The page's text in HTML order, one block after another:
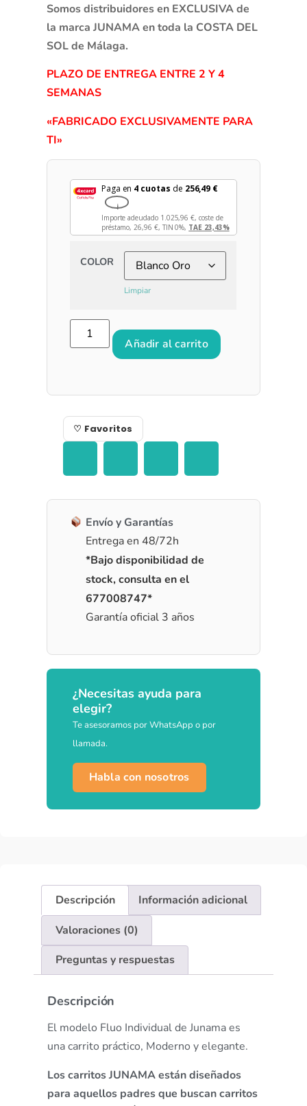
Somos distribuidores en EXCLUSIVA de
la marca JUNAMA en toda la COSTA DEL
SOL de Málaga.
PLAZO DE ENTREGA ENTRE 2 Y 4
SEMANAS
«FABRICADO EXCLUSIVAMENTE PARA
TI»
Paga en 4 cuotas de 256,49 €
i
Importe adeudado 1.025,96€, coste de
préstamo, 26,96 €, TIN 0%, TAE 23,43%
COLOR
Limpiar
Añadir al carrito
♡ Favoritos
Envío y Garantías
Entrega en 48/72h
*Bajo disponibilidad de
stock, consulta en el
677008747*
Garantía oficial 3 años
¿Necesitas ayuda para
elegir?
Te asesoramos por WhatsApp o por
llamada.
Habla con nosotros
Descripción
Información adicional
Valoraciones (0)
Preguntas y respuestas
Descripción
El modelo Fluo Individual de Junama es
una carrito práctico, Moderno y elegante.
Los carritos JUNAMA están diseñados
para aquellos padres que buscan carritos